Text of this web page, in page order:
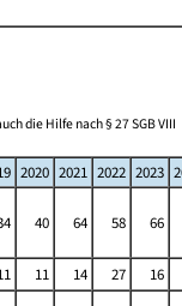
die Hilfe nach § 27 SGB VIII
2020 2021 2022 2023
40 64 58 66
11 14 27
16